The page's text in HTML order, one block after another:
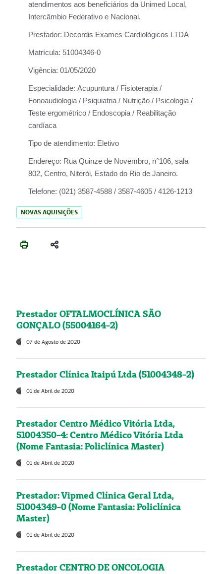
atendimentos aos beneficiários da Unimed Local,
Intercâmbio Federativo e Nacional.
Prestador: Decordis Exames Cardiológicos LTDA
Matrícula: 51004346-0
Vigência: 01/05/2020
Especialidade: Acupuntura / Fisioterapia /
Fonoaudiologia / Psiquiatria / Nutrição / Psicologia /
Teste ergométrico / Endoscopia / Reabilitação
cardíaca
Tipo de atendimento: Eletivo
Endereço: Rua Quinze de Novembro, n°106, sala
802, Centro, Niterói, Estado do Rio de Janeiro.
Telefone: (021) 3587-4588 / 3587-4605 / 4126-1213
NOVAS AQUISIÇÕES
Prestador OFTALMOCLÍNICA SÃO
GONÇALO (55004164-2)
07 de Agosto de 2020
Prestador Clínica Itaipú Ltda (51004348-2)
01 de Abril de 2020
Prestador Centro Médico Vitória Ltda,
51004350-4: Centro Médico Vitória Ltda
(Nome Fantasia: Policlínica Master)
01 de Abril de 2020
Prestador: Vipmed Clínica Geral Ltda,
51004349-0 (Nome Fantasia: Policlínica
Master)
01 de Abril de 2020
Prestador CENTRO DE ONCOLOGIA